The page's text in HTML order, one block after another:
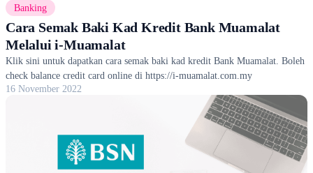
Banking
Cara Semak Baki Kad Kredit Bank Muamalat
Melalui i-Muamalat
Klik sini untuk dapatkan cara semak baki kad kredit Bank Muamalat. Boleh
check balance credit card online di https://i-muamalat.com.my
16 November 2022